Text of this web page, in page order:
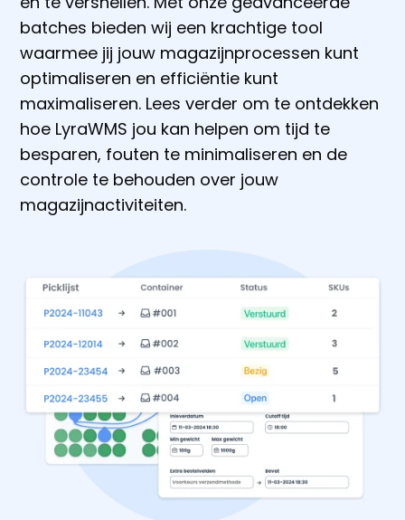
batches bieden wij een krachtige tool
waarmee jij jouw magazijnprocessen kunt
optimaliseren en efficiëntie kunt
maximaliseren. Lees verder om te ontdekken
hoe LyraWMS jou kan helpen om tijd te
besparen, fouten te minimaliseren en de
controle te behouden over jouw
magazijnactiviteiten.